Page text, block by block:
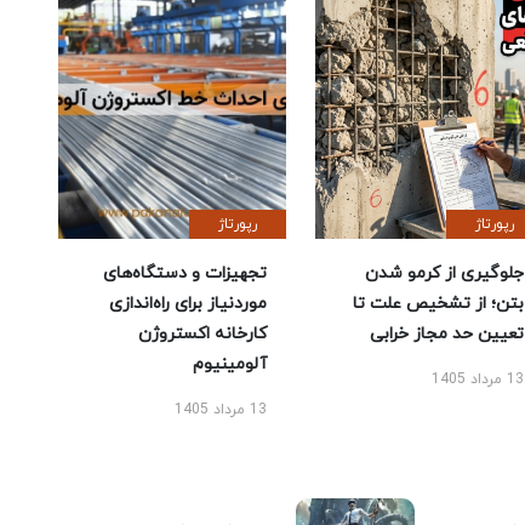
رپورتاژ
جلوگیری از کرمو شدن
بتن؛ از تشخیص علت تا
تعیین حد مجاز خرابی
13 مرداد 1405
رپورتاژ
تجهیزات و دستگاه‌های
موردنیاز برای راه‌اندازی
کارخانه اکستروژن
آلومینیوم
13 مرداد 1405